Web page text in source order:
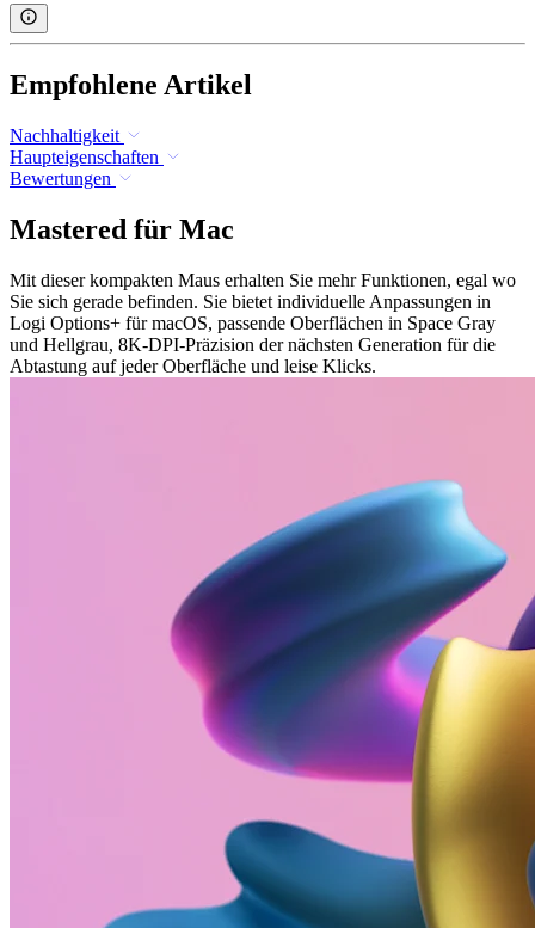
Empfohlene Artikel
Nachhaltigkeit
Haupteigenschaften
Bewertungen
Mastered für Mac
Mit dieser kompakten Maus erhalten Sie mehr Funktionen, egal wo
Sie sich gerade befinden. Sie bietet individuelle Anpassungen in
Logi Options+ für macOS, passende Oberflächen in Space Gray
und Hellgrau, 8K-DPI-Präzision der nächsten Generation für die
Abtastung auf jeder Oberfläche und leise Klicks.